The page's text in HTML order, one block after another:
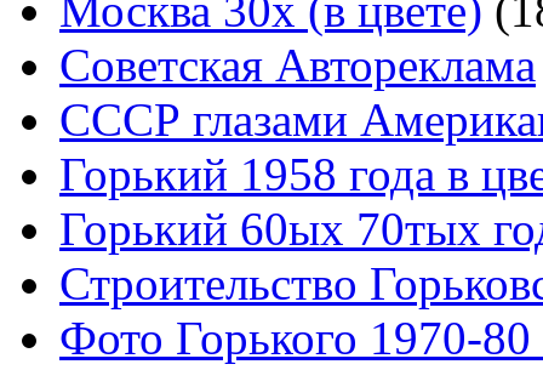
Советская Автореклама
СССР глазами
Горький 1958 года в
Горький 60ых 70тых
Строительство
Фото Горького 1970-80